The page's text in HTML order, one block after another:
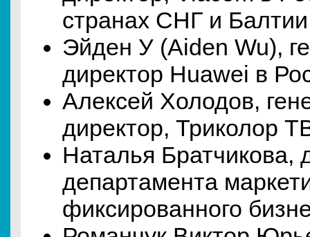
странах СНГ и Балтии
Эйден У (Aiden Wu),
директор Huawei в
Алексей Холодов,
директор, Триколор
Наталья Братчикова,
департамента
фиксированного